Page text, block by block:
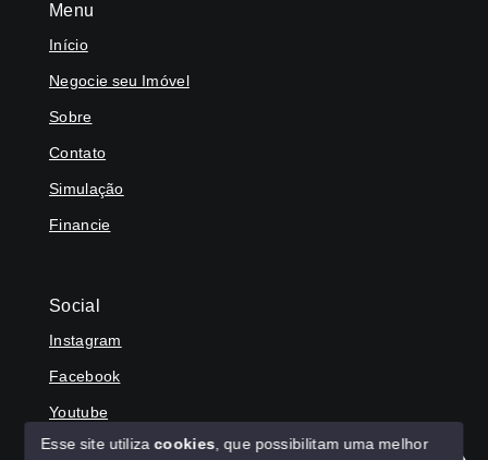
Menu
Início
Negocie seu Imóvel
Sobre
Contato
Simulação
Financie
Social
Instagram
Facebook
Youtube
Esse site utilizacookies , que possibilitam uma melhor